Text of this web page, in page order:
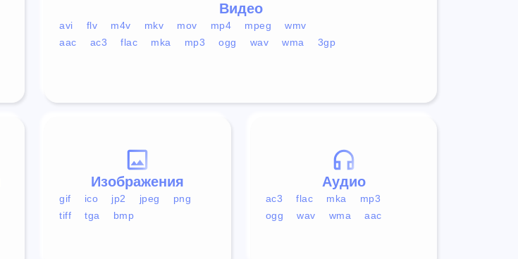
Видео
avi flv m4v mkv mov mp4 mpeg
wmv
aac
ac3 flac mka mp3 ogg wav wma 3gp
Аудио
ac3 flac mka
mp3
ogg
wav wma aac
Изображения
gif ico jp2 jpeg
png
tiff
tga bmp